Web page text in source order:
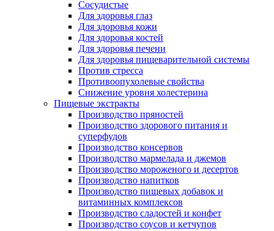
Сосудистые
Для здоровья глаз
Для здоровья кожи
Для здоровья костей
Для здоровья печени
Для здоровья пищеварительной системы
Против стресса
Противоопухолевые свойства
Снижение уровня холестерина
Пищевые экстракты
Производство пряностей
Производство здорового питания и
суперфудов
Производство консервов
Производство мармелада и джемов
Производство мороженого и десертов
Производство напитков
Производство пищевых добавок и
витаминных комплексов
Производство сладостей и конфет
Производство соусов и кетчупов